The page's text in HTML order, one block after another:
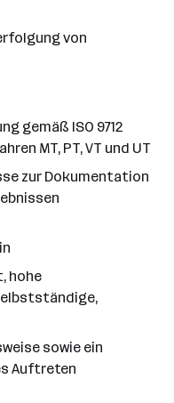
von
gemäß ISO 9712
MT, PT, VT und UT
zur Dokumentation
hohe
sowie ein
Auftreten